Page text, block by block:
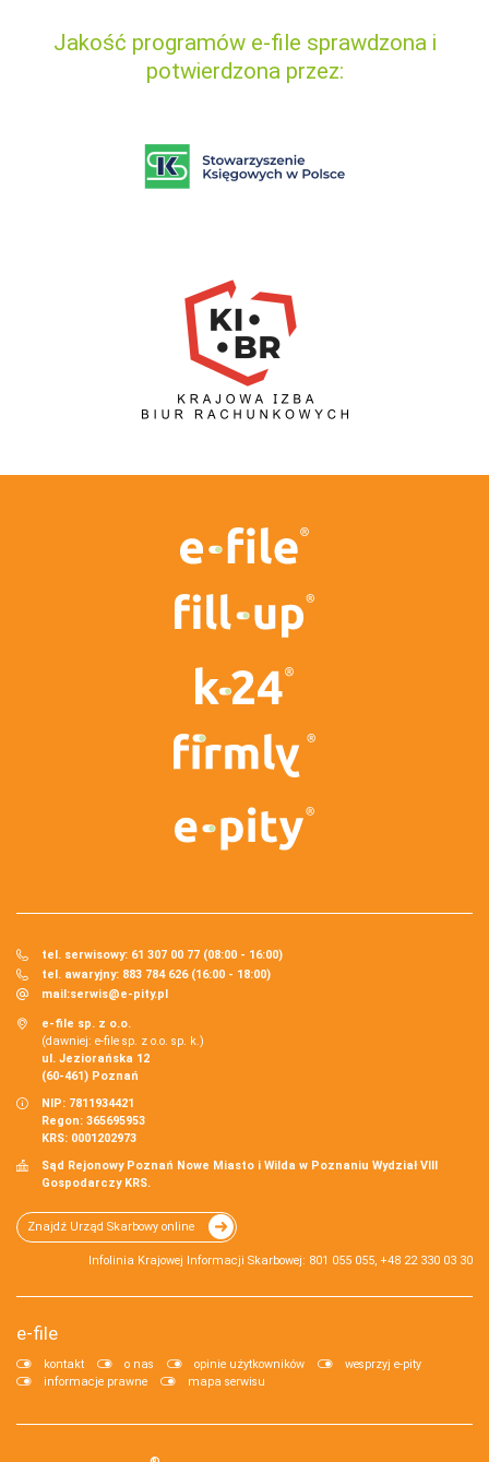
Jakość programów e-file sprawdzona i
potwierdzona przez:
tel. serwisowy: 61 307 00 77 (08:00 - 16:00)
tel. awaryjny: 883 784 626 (16:00 - 18:00)
mail:serwis@e-pity.pl
e-file sp. z o.o.
(dawniej: e-file sp. z o.o. sp. k.)
ul. Jeziorańska 12
(60-461) Poznań
NIP: 7811934421
Regon: 365695953
KRS: 0001202973
Sąd Rejonowy Poznań Nowe Miasto i Wilda w Poznaniu Wydział VIII
Gospodarczy KRS.
Znajdź Urząd Skarbowy online
Infolinia Krajowej Informacji Skarbowej: 801 055 055, +48 22 330 03 30
e-file
kontakt o nas opinie użytkowników
wesprzyj e-pity
informacje prawne
mapa serwisu